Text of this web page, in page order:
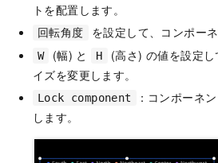
トを配置します。
回転角度 を設定して、コンポー
W (幅) と H
(高さ) の値を設定
イズを変更します。
Lock component
：コンポーネ
します。